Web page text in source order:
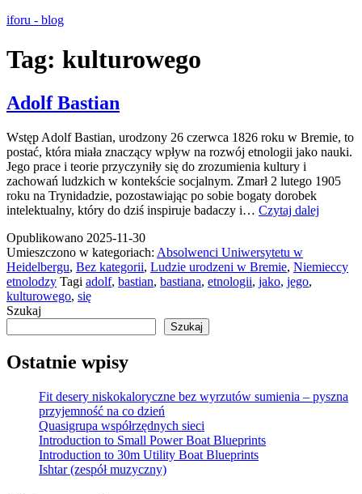
Przejdź
treści
iforu - blog
Tag: kulturowego
Adolf Bastian
Wstęp Adolf Bastian, urodzony 26 czerwca 1826 roku w Bremie, to
postać, która miała znaczący wpływ na rozwój etnologii jako nauki.
Jego prace i teorie przyczyniły się do zrozumienia kultury i
zachowań ludzkich w kontekście socjalnym. Zmarł 2 lutego 1905
roku na Trynidadzie, pozostawiając po sobie bogaty dorobek
intelektualny, który do dziś inspiruje badaczy i… Czytaj dalej
Opublikowano 2025-11-30
Umieszczono w kategoriach: Absolwenci Uniwersytetu w
Heidelbergu, Bez kategorii, Ludzie urodzeni w Bremie, Niemieccy
etnolodzy Tagi adolf, bastian, bastiana, etnologii, jako, jego,
kulturowego, się
Szukaj
Szukaj
Ostatnie wpisy
Fit desery niskokaloryczne bez wyrzutów sumienia – pyszna
przyjemność na co dzień
Quasigrupa współrzędnych sieci
Introduction to Small Power Boat Blueprints
Introduction to 30m Utility Boat Blueprints
Ishtar (zespół muzyczny)